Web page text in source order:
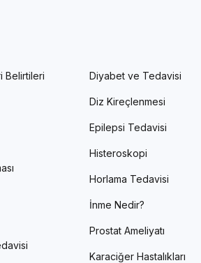
Belirtileri Diyabet ve Tedavisi
Diz Kireçlenmesi
Epilepsi Tedavisi
Histeroskopi
Horlama Tedavisi
İnme Nedir?
Prostat Ameliyatı
Karaciğer Hastalıkları